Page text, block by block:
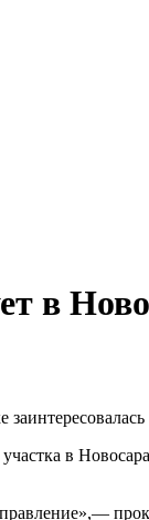
в
в